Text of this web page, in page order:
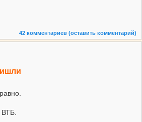
42 комментариев (оставить комментарий)
ВТБ.